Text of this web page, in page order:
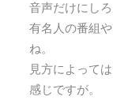
音声だけにし
有名人の番組
ね。
見方によって
感じですが。